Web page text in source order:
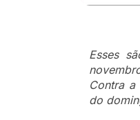
Esses
Contra
do